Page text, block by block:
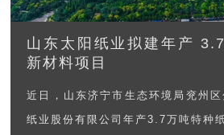
山东太阳纸业拟建年产
新材料项目
近日，山东济宁市生态环境局兖州
纸业股份有限公司年产3.7万吨特种